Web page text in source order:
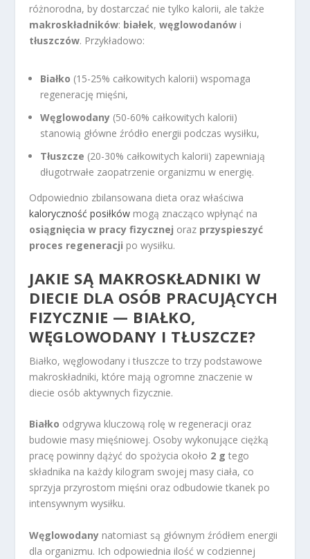
różnorodna, by dostarczać nie tylko kalorii, ale także
makroskładników: białek,węglowodanów i
tłuszczów. Przykładowo:
Białko (15-25% całkowitych kalorii) wspomaga
regenerację mięśni,
Węglowodany (50-60% całkowitych kalorii)
stanowią główne źródło energii podczas wysiłku,
Tłuszcze (20-30% całkowitych kalorii) zapewniają
długotrwałe zaopatrzenie organizmu w energię.
Odpowiednio zbilansowana dieta oraz właściwa
kaloryczność posiłków mogą znacząco wpłynąć na
osiągnięcia w pracy fizycznej oraz przyspieszyć
proces regeneracji po wysiłku.
JAKIE SĄ MAKROSKŁADNIKI W
DIECIE DLA OSÓB PRACUJĄCYCH
FIZYCZNIE — BIAŁKO,
WĘGLOWODANY I TŁUSZCZE?
Białko, węglowodany i tłuszcze to trzy podstawowe
makroskładniki, które mają ogromne znaczenie w
diecie osób aktywnych fizycznie.
Białko odgrywa kluczową rolę w regeneracji oraz
budowie masy mięśniowej. Osoby wykonujące ciężką
pracę powinny dążyć do spożycia około 2 g tego
składnika na każdy kilogram swojej masy ciała, co
sprzyja przyrostom mięśni oraz odbudowie tkanek po
intensywnym wysiłku.
Węglowodany natomiast są głównym źródłem energii
dla organizmu. Ich odpowiednia ilość w codziennej